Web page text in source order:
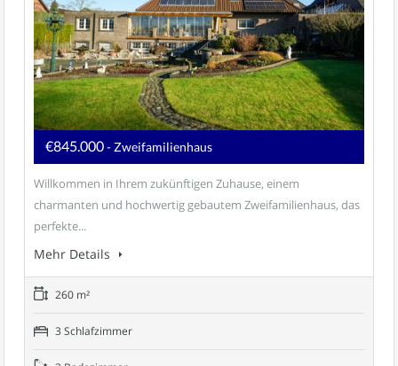
€845.000- Zweifamilienhaus
Willkommen in Ihrem zukünftigen Zuhause, einem
charmanten und hochwertig gebautem Zweifamilienhaus, das
perfekte...
Mehr Details
260 m²
3 Schlafzimmer